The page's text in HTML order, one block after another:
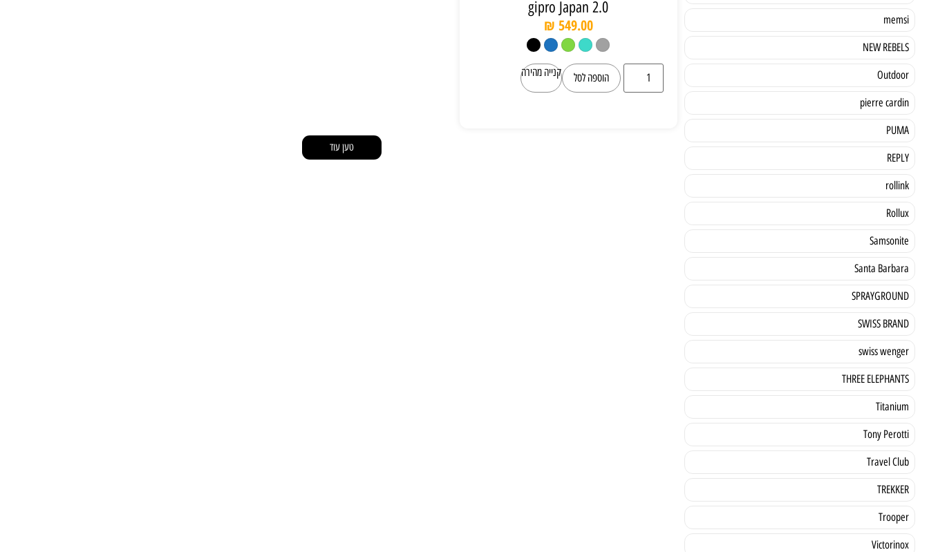
memsi
NEW REBELS
Outdoor
pierre cardin
PUMA
REPLY
rollink
Rollux
Samsonite
Santa Barbara
SPRAYGROUND
SWISS BRAND
swiss wenger
THREE ELEPHANTS
Titanium
Tony Perotti
Travel Club
TREKKER
Trooper
Victorinox
gipro Japan 2.0
₪ 549.00
הוספה לסל קנייה מהירה
טען עוד